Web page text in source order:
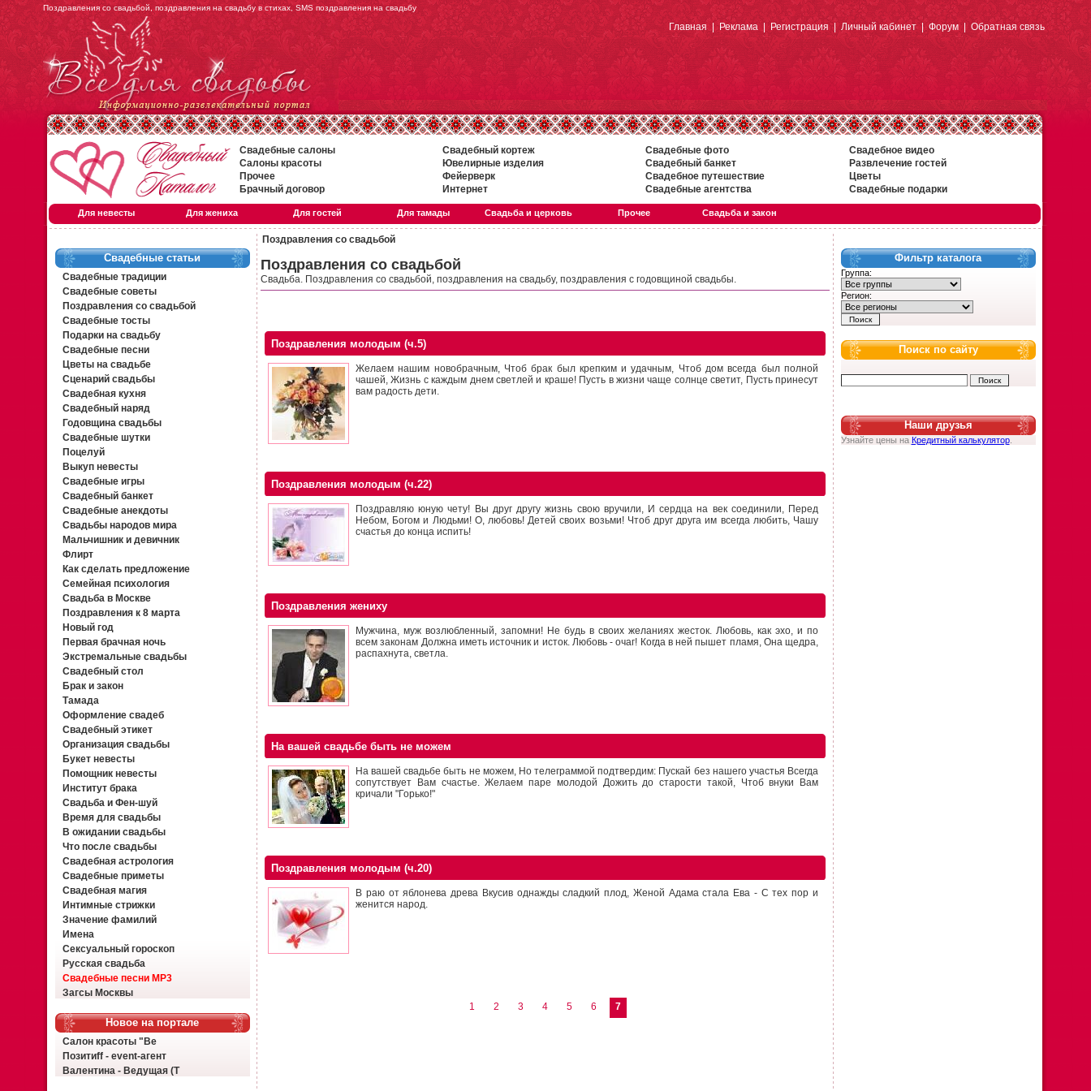
Поздравления со свадьбой, поздравления на свадьбу в стихах, SMS поздравления на свадьбу
Главная|Реклама|Регистрация| Личный кабинет|Форум| Обратная связь
Свадебные салоны Свадебный кортеж Свадебные фото
Свадебное видео
Салоны красоты
Ювелирные изделия Свадебный банкет
Развлечение гостей
Прочее
Фейерверк Свадебное путешествие
Цветы
Брачный договор
Интернет Свадебные агентства Свадебные подарки
Для невесты Для жениха Для гостей Для тамады Свадьба и церковь Прочее Свадьба и закон
Свадебные статьи
Свадебные традиции
Свадебные советы
Поздравления со свадьбой
Свадебные тосты
Подарки на свадьбу
Свадебные песни
Цветы на свадьбе
Сценарий свадьбы
Свадебная кухня
Свадебный наряд
Годовщина свадьбы
Свадебные шутки
Поцелуй
Выкуп невесты
Свадебные игры
Свадебный банкет
Свадебные анекдоты
Свадьбы народов мира
Мальчишник и девичник
Флирт
Как сделать предложение
Семейная психология
Свадьба в Москве
Поздравления к 8 марта
Новый год
Первая брачная ночь
Экстремальные свадьбы
Свадебный стол
Брак и закон
Тамада
Оформление свадеб
Свадебный этикет
Организация свадьбы
Букет невесты
Помощник невесты
Институт брака
Свадьба и Фен-шуй
Время для свадьбы
В ожидании свадьбы
Что после свадьбы
Свадебная астрология
Свадебные приметы
Свадебная магия
Интимные стрижки
Значение фамилий
Имена
Сексуальный гороскоп
Русская свадьба
Свадебные песни MP3
Загсы Москвы
Новое на портале
Салон красоты "Ве
Позитиff - event-агент
Валентина - Ведущая (Т
Поздравления со свадьбой
Поздравления со свадьбой
Свадьба. Поздравления со свадьбой, поздравления на свадьбу, поздравления с годовщиной свадьбы.
Поздравления молодым (ч.5)
Желаем нашим новобрачным, Чтоб брак был крепким и удачным, Чтоб дом всегда был полной
чашей, Жизнь с каждым днем светлей и краше! Пусть в жизни чаще солнце светит, Пусть принесут
вам радость дети.
Поздравления молодым (ч.22)
Поздравляю юную чету! Вы друг другу жизнь свою вручили, И сердца на век соединили, Перед
Небом, Богом и Людьми! О, любовь! Детей своих возьми! Чтоб друг друга им всегда любить, Чашу
счастья до конца испить!
Поздравления жениху
Мужчина, муж возлюбленный, запомни! Hе будь в своих желаниях жесток. Любовь, как эхо, и по
всем законам Должна иметь источник и исток. Любовь - очаг! Когда в ней пышет пламя, Она щедра,
распахнута, светла.
На вашей свадьбе быть не можем
На вашей свадьбе быть не можем, Но телеграммой подтвердим: Пускай без нашего участья Всегда
сопутствует Вам счастье. Желаем паре молодой Дожить до старости такой, Чтоб внуки Вам
кричали "Горько!"
Поздравления молодым (ч.20)
В раю от яблонева древа Вкусив однажды сладкий плод, Женой Адама стала Ева - С тех пор и
женится народ.
1 2 3 4 5 6 7
Фильтр каталога
Группа:
Регион:
Поиск по сайту
Наши друзья
Узнайте цены на Кредитный калькулятор.